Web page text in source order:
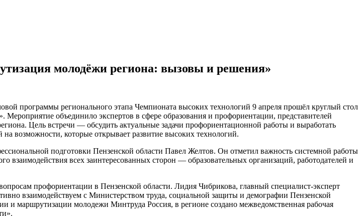
молодёжи региона: вызовы и решения»
программы регионального этапа Чемпионата высоких технологий 9 апреля прошёл круглый стол
объединило экспертов в сфере образования и профориентации, представителей
Цель встречи — обсудить актуальные задачи профориентационной работы и выработать
возможности, которые открывает развитие высоких технологий.
подготовки Пензенской области Павел Желтов. Он отметил важность системной работы
взаимодействия всех заинтересованных сторон — образовательных организаций, работодателей и
профориентации в Пензенской области. Лидия Чибрикова, главный специалист‑эксперт
взаимодействуем с Министерством труда, социальной защиты и демографии Пензенской
и маршрутизации молодежи Минтруда Россия, в регионе создано межведомственная рабочая